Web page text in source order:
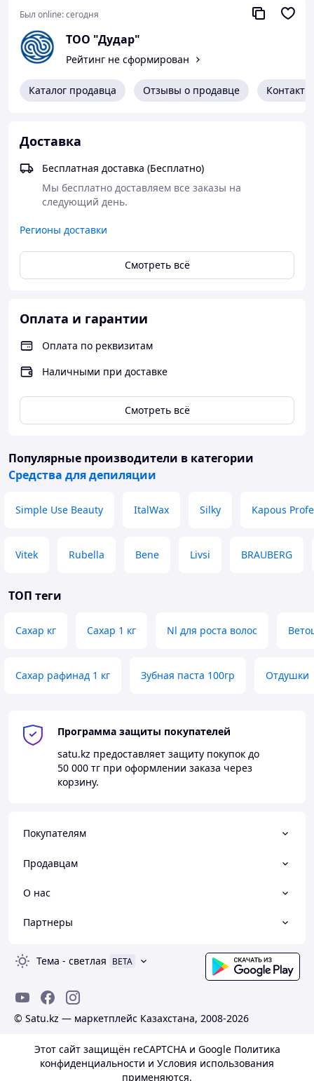
Был online:сегодня
ТОО "Дудар"
Рейтинг не сформирован
Каталог продавца Отзывы о продавце Контакты
Доставка
Бесплатная доставка (Бесплатно)
Мы бесплатно доставляем все заказы на
следующий день.
Регионы доставки
Смотреть всё
Оплата и гарантии
Оплата по реквизитам
Наличными при доставке
Смотреть всё
Популярные производители в категории
Средства для депиляции
Simple Use Beauty ItalWax Silky Kapous
Vitek Rubella Bene Livsi BRAUBERG
ТОП теги
Сахар кг Сахар 1 кг Nl для роста волос
Сахар рафинад 1 кг Зубная паста 100гр Отдушки
Программа защиты покупателей
satu.kz предоставляет защиту покупок до
50 000 тг при оформлении заказа через
корзину.
Покупателям
Продавцам
О нас
Партнеры
Тема - светлая BETA
© Satu.kz — маркетплейс Казахстана, 2008-2026
Этот сайт защищён reCAPTCHA и Google Политика
конфиденциальности и Условия использования
применяются.